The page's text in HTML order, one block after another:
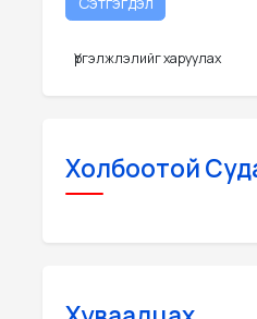
Үргэлжлэлийг харуулах
Холбоотой